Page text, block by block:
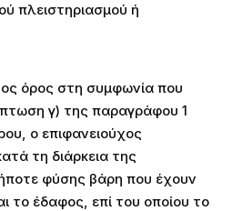
πλειστηριασμού ή
όρος στη συμφωνία που
γ) της παραγράφου 1
ο επιφανειούχος
τη διάρκεια της
φύσης βάρη που έχουν
το έδαφος, επί του οποίου το